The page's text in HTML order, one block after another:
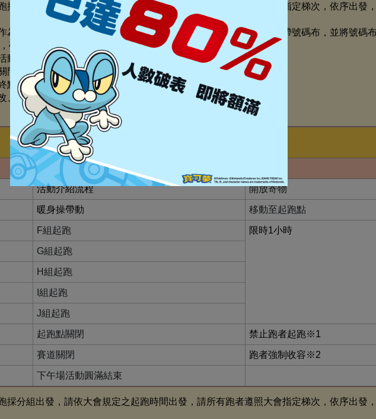
採分組出發，請依大會規定之起跑時間出發，請所有跑者遵照大會指定梯次，依序出發
為參賽識別，團體報名跑友將分類為同一組別。活動當天請務必攜帶號碼布，並將號碼
確切時間以起跑前選手須知手冊為主，主辦單位保有最終解釋權。
，敬請配合交管人員管制通過路口。
門時間後禁止跑者起跑。
點者，一律強制乘坐收容車返回會場。
、變更與活動解釋之權利，若有相關異動將會公告於網站。
活動項目
活動介紹流程 開放寄物
暖身操帶動 移動至起跑點
F組起跑 限時1小時
G組起跑
H組起跑
I組起跑
J組起跑
起跑點關閉 禁止跑者起跑※1
賽道關閉 跑者強制收容※2
下午場活動圓滿結束
採分組出發，請依大會規定之起跑時間出發，請所有跑者遵照大會指定梯次，依序出發